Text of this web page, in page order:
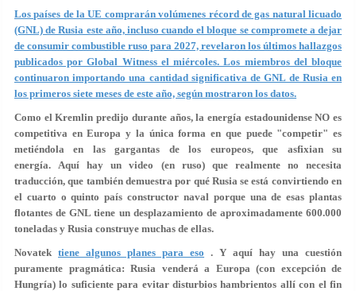
Los países de la UE comprarán volúmenes récord de gas natural licuado
(GNL) de Rusia este año, incluso cuando el bloque se compromete a dejar
de consumir combustible ruso para 2027, revelaron los últimos hallazgos
publicados por Global Witness el miércoles. Los miembros del bloque
continuaron importando una cantidad significativa de GNL de Rusia en
los primeros siete meses de este año, según mostraron los datos.
Como el Kremlin predijo durante años, la energía estadounidense NO es
competitiva en Europa y la única forma en que puede "competir" es
metiéndola en las gargantas de los europeos, que asfixian su
energía. Aquí hay un video (en ruso) que realmente no necesita
traducción, que también demuestra por qué Rusia se está convirtiendo en
el cuarto o quinto país constructor naval porque una de esas plantas
flotantes de GNL tiene un desplazamiento de aproximadamente 600.000
toneladas y Rusia construye muchas de ellas.
Novatek tiene algunos planes para eso . Y aquí hay una cuestión
puramente pragmática: Rusia venderá a Europa (con excepción de
Hungría) lo suficiente para evitar disturbios hambrientos allí con el fin